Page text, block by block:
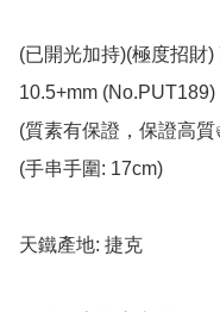
(已開光加持)(極度招財
10.5+mm (No.PUT189)
(質素有保證，保證高質
(手串手圍: 17cm)
天鐵產地: 捷克